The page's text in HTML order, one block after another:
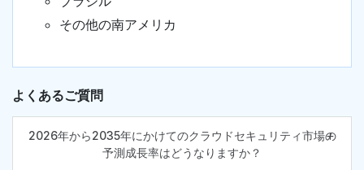
その他の南アメリカ
よくあるご質問
2026年から2035年にかけてのクラウドセキュリティ市場の
予測成長率はどうなりますか？